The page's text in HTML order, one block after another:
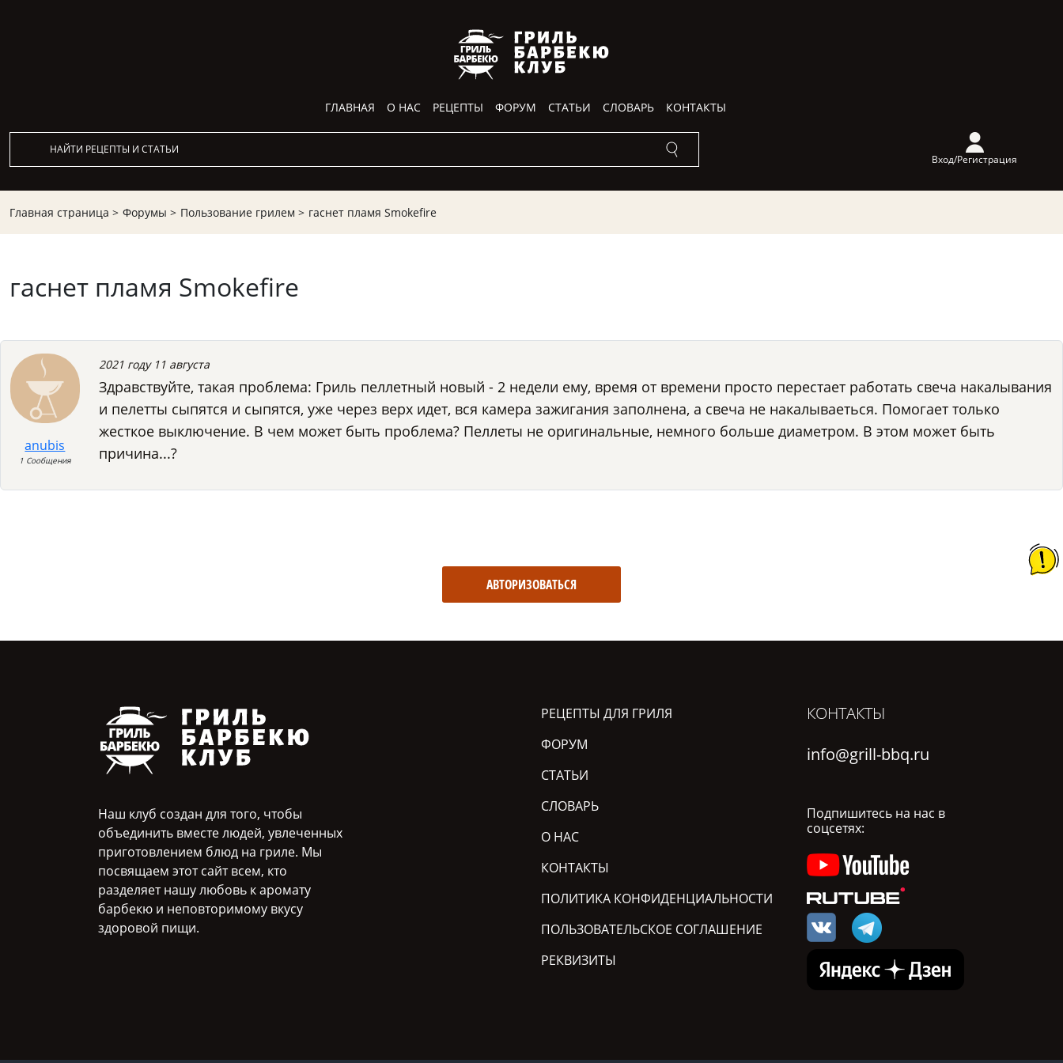
ГЛАВНАЯ О НАС РЕЦЕПТЫ ФОРУМ СТАТЬИ СЛОВАРЬ КОНТАКТЫ
Вход/Регистрация
Главная страница > Форумы > Пользование грилем > гаснет пламя Smokefire
гаснет пламя Smokefire
anubis
1 Сообщения
2021 году 11 августа
Здравствуйте, такая проблема: Гриль пеллетный новый - 2 недели ему, время от времени просто перестает работать свеча накалывания
и пелетты сыпятся и сыпятся, уже через верх идет, вся камера зажигания заполнена, а свеча не накалываеться. Помогает только
жесткое выключение. В чем может быть проблема? Пеллеты не оригинальные, немного больше диаметром. В этом может быть
причина...?
АВТОРИЗОВАТЬСЯ
Наш клуб создан для того, чтобы
объединить вместе людей, увлеченных
приготовлением блюд на гриле. Мы
посвящаем этот сайт всем, кто
разделяет нашу любовь к аромату
барбекю и неповторимому вкусу
здоровой пищи.
РЕЦЕПТЫ ДЛЯ ГРИЛЯ
ФОРУМ
СТАТЬИ
СЛОВАРЬ
О НАС
КОНТАКТЫ
ПОЛИТИКА КОНФИДЕНЦИАЛЬНОСТИ
ПОЛЬЗОВАТЕЛЬСКОЕ СОГЛАШЕНИЕ
РЕКВИЗИТЫ
КОНТАКТЫ
info@grill-bbq.ru
Подпишитесь на нас в
соцсетях: